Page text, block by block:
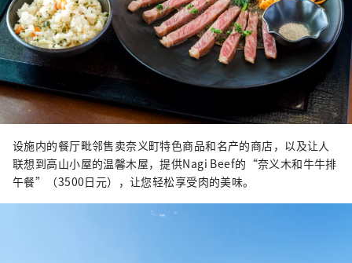
设施内的餐厅毗邻售卖奈义町特色商品和名产的商店，以及让人
联想到高山小屋的温馨木屋，提供Nagi Beef的“奈义木和牛牛排
午餐”（3500日元），让您轻松享受肉的美味。